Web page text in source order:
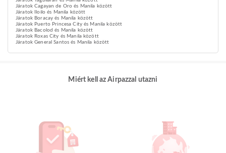
Járatok Cagayan de Oro és Manila között
Járatok Iloilo és Manila között
Járatok Boracay és Manila között
Járatok Puerto Princesa City és Manila között
Járatok Bacolod és Manila között
Járatok Roxas City és Manila között
Járatok General Santos és Manila között
Miért kell az Airpazzal utazni